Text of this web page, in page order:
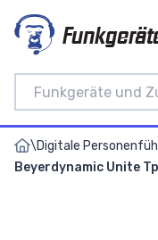
\Digitale
Beyerdynamic Unite Tp